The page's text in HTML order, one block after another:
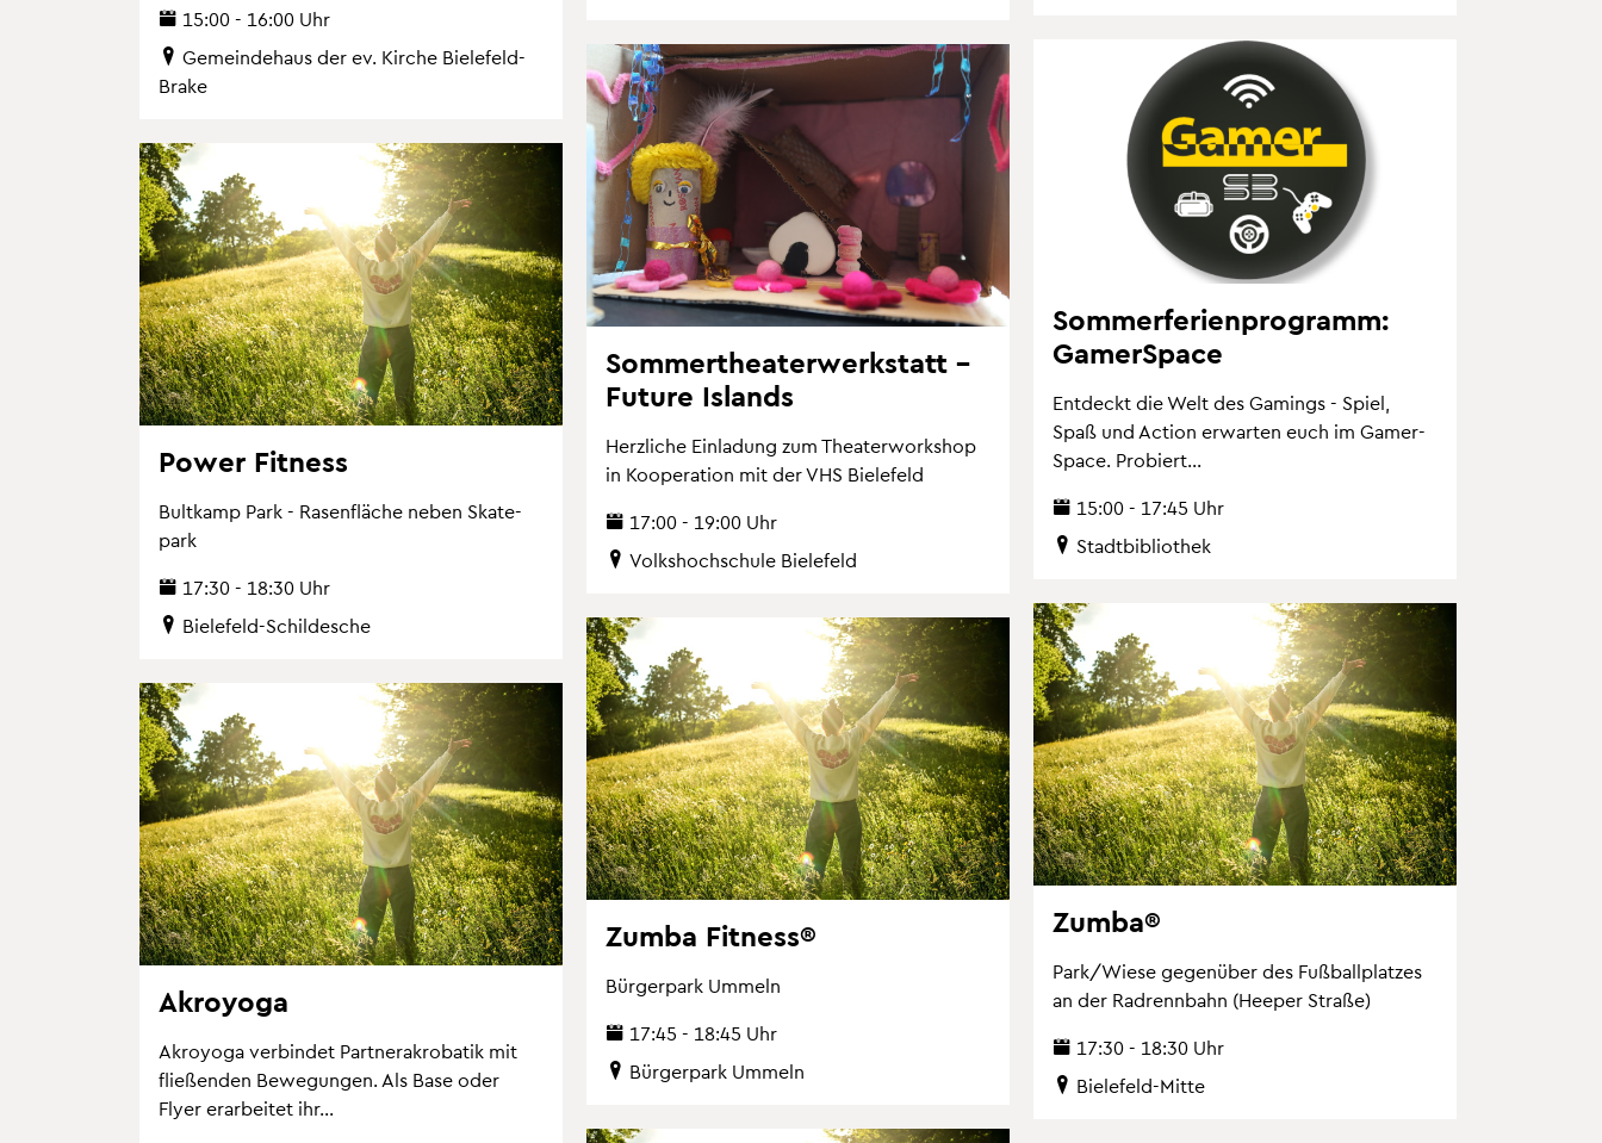
15:00 - 16:00 Uhr
Ge­mein­de­haus der ev. Kir­che Bie­le­feld-
Brake
Som­mer­fe­ri­en­pro­gramm:
Ga­mer­Space
Ent­deckt die Welt des Ga­mings - Spiel,
Spaß und Ac­tion er­war­ten euch im Ga­mer­
Space. Pro­biert...
15:00 - 17:45 Uhr
Stadt­bi­blio­thek
Som­mer­thea­ter­werk­statt –
Fu­ture Is­lands
Herz­li­che Ein­la­dung zum Thea­ter­work­shop
in Ko­ope­ra­ti­on mit der VHS Bie­le­feld
17:00 - 19:00 Uhr
Volks­hoch­schu­le Bie­le­feld
Power Fit­ness
Bult­kamp Park - Ra­sen­flä­che neben Skate­
park
17:30 - 18:30 Uhr
Bie­le­feld-Schil­desche
Zumba®
Park/Wiese ge­gen­über des Fuß­ball­plat­zes
an der Rad­renn­bahn (Hee­per Stra­ße)
17:30 - 18:30 Uhr
Bie­le­feld-Mitte
Zumba Fit­ness®
Bür­ger­park Um­meln
17:45 - 18:45 Uhr
Bür­ger­park Um­meln
Akro­yo­ga
Akro­yo­ga ver­bin­det Part­ne­r­akro­ba­tik mit
flie­ßen­den Be­we­gun­gen. Als Base oder
Flyer er­ar­bei­tet ihr...